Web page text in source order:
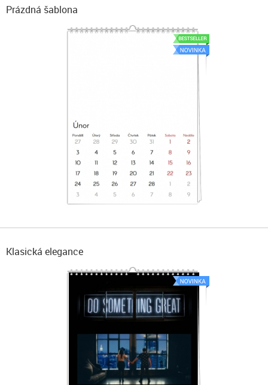
Prázdná šablona
Klasická elegance